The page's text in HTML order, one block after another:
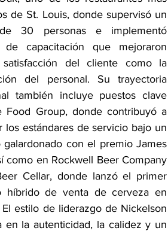
de St. Louis, donde supervisó un
30 personas e implementó
de capacitación que mejoraron
del cliente como la
del personal. Su trayectoria
también incluye puestos clave
Food Group, donde contribuyó a
los estándares de servicio bajo un
galardonado con el premio James
como en Rockwell Beer Company
Cellar, donde lanzó el primer
híbrido de venta de cerveza en
El estilo de liderazgo de Nickelson
en la autenticidad, la calidez y un